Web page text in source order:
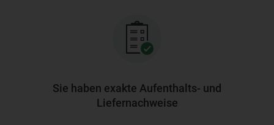
Sie haben exakte Aufenthalts- und
Liefernachweise